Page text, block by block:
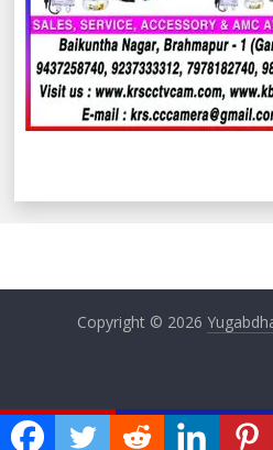
Copyright © 2026
ଏବେ ଏବେ
ବେତନଟୀ ଲ୍ୟାମ୍ପରେ ଚାଲିଛି ଖୁଲମ